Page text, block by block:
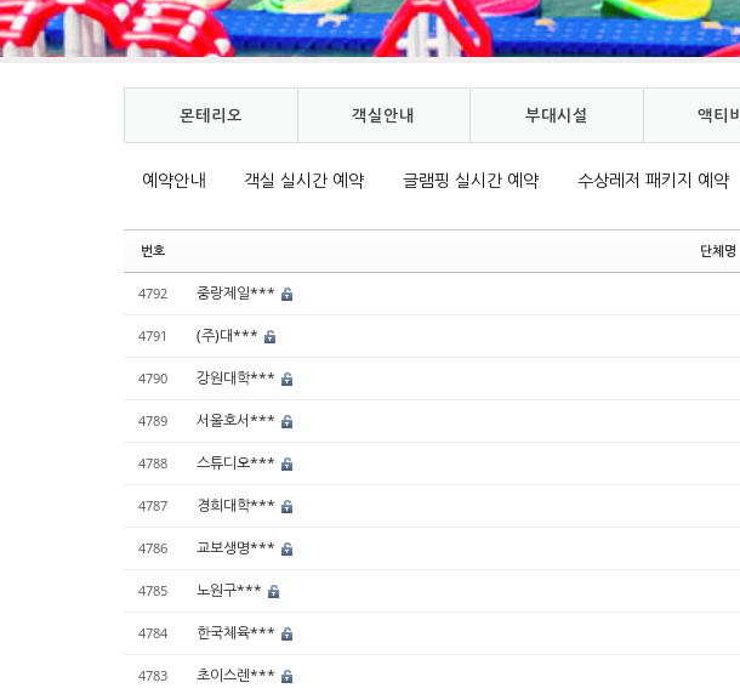
몬테리오 객실안내 부대시설 액티
예약안내 객실 실시간 예약 글램핑 실시간 예약 수상레저 패키지 예약
번호 단체명
4792 중랑제일***
4791 (주)대***
4790 강원대학***
4789 서울호서***
4788 스튜디오***
4787 경희대학***
4786 교보생명***
4785 노원구***
4784 한국체육***
4783 초이스렌***